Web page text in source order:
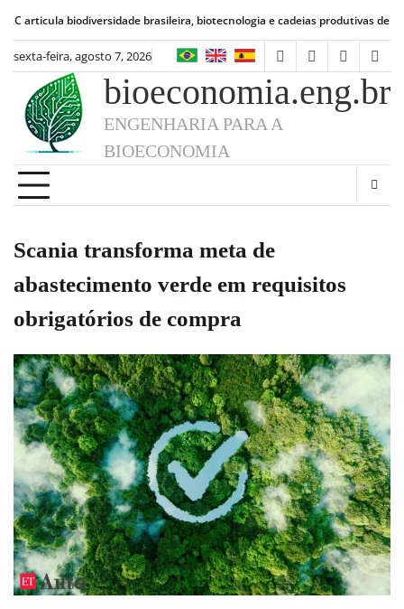
content
brasileira, biotecnologia e cadeias produtivas de alimentos
sexta-feira, agosto 7, 2026 facebookinstagram
linkedin
bioeconomia.eng.br
ENGENHARIA PARA A
BIOECONOMIA
Scania transforma meta de
abastecimento verde em requisitos
obrigatórios de compra